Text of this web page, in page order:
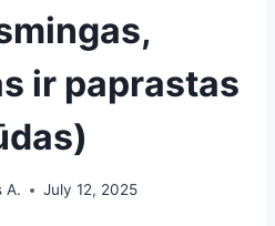
ir paprastas
A. July 12, 2025